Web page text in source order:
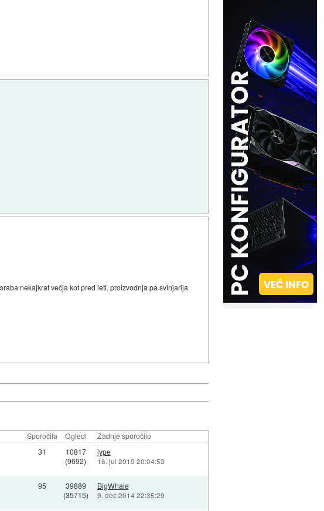
nekajkrat večja kot pred leti, proizvodnja pa svinjarija
Sporočila Ogledi Zadnje sporočilo
31
10817
(9692)
jype
16. jul 2019 20:04:53
95
39889
(35715)
BigWhale
9. dec 2014 22:35:29